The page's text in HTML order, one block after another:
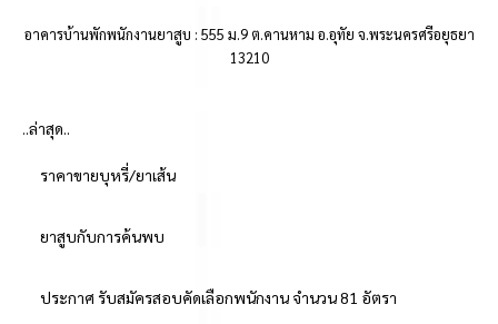
อาคารบ้านพักพนักงานยาสูบ : 555 ม.9 ต.คานหาม อ.อุทัย จ.พระนครศรีอยุธยา
13210
..ล่าสุด..
ราคาขายบุหรี่/ยาเส้น
ยาสูบกับการค้นพบ
ประกาศ รับสมัครสอบคัดเลือกพนักงาน จำนวน 81 อัตรา